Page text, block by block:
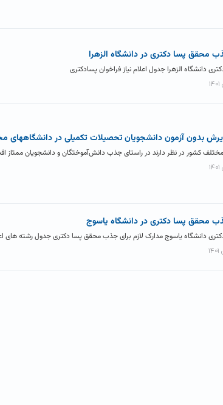
محقق پسا دکتری در دانشگاه الزهرا
دانشگاه الزهرا جدول اعلام نیاز فراخوان پسادکتری
بدون آزمون دانشجویان تحصیلات تکمیلی در دانشگاههای مختلف
کشور در نظر دارند در راستای جذب دانش‌آموختگان و دانشجویان
محقق پسا دکتری در دانشگاه یاسوج
دانشگاه یاسوج مدارک لازم برای جذب محقق پسا دکتری جدول رشته های